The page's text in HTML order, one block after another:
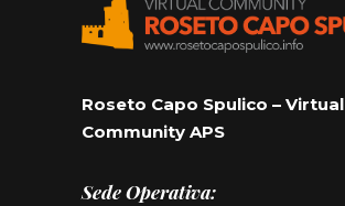
Roseto Capo Spulico – Virtual
Community APS
Sede Operativa: